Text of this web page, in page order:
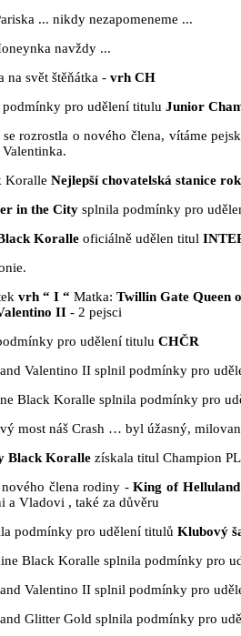
... nikdy nezapomeneme ...
navždy ...
na svět štěňátka - vrh CH
pro udělení titulu Junior
rozrostla o nového člena, vítáme
Koralle Nejlepší chovatelská stanice
in the City splnila podmínky pro
Koralle oficiálně udělen titul
vrh “ I “ Matka: Twillin Gate Queen
II - 2 pejsci
pro udělení titulu CHČR
Valentino II splnil podmínky pro
Black Koralle splnila podmínky pro
most náš Crash … byl úžasný,
Black Koralle získala titul Champion PL
člena rodiny -King of
a Vladovi , také za důvěru
podmínky pro udělení titulů Klubový
Black Koralle splnila podmínky pro
Valentino II splnil podmínky pro
Glitter Gold splnila podmínky pro